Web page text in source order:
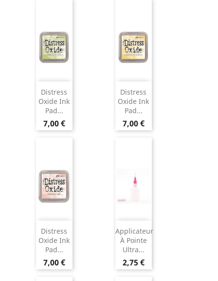
Distress
Oxide Ink
Pad...
7,00 €
Distress
Oxide Ink
Pad...
7,00 €
Distress
Oxide Ink
Pad...
7,00 €
Applicateur
À Pointe
Ultra...
2,75 €